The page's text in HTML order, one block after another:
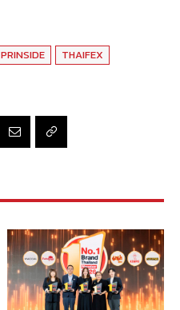
PRINSIDE
THAIFEX